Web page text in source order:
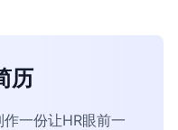
历
一份让HR眼前一